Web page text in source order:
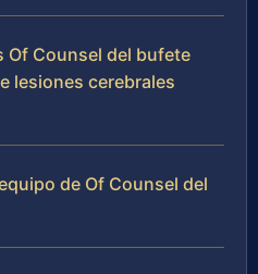
Of Counsel del bufete
lesiones cerebrales
de Of Counsel del